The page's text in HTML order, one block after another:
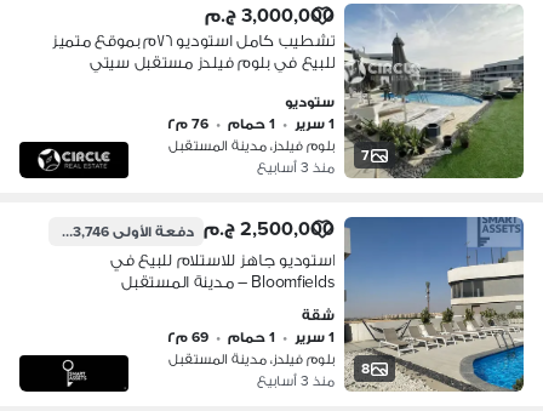
7
3,000,000 ج.م
تشطيب كامل استوديو ٧٦م بموقع متميز
للبيع في بلوم فيلدز مستقبل سيتي
ستوديو
1 سرير
• 1 حمام • 76 م٢
بلوم فيلدز، مدينة المستقبل
منذ 3 أسابيع
8
2,500,000 ج.م دفعة الأولى1,973,746 ج.م
استوديو جاهز للاستلام للبيع في
Bloomfields – مدينة المستقبل
شقة
1 سرير
• 1 حمام • 69 م٢
بلوم فيلدز، مدينة المستقبل
منذ 3 أسابيع